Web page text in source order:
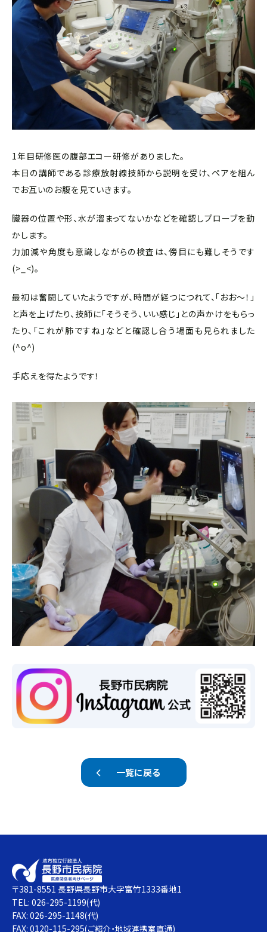
1年目研修医の腹部エコー研修がありました。
本日の講師である診療放射線技師から説明を受け、ペアを組ん
でお互いのお腹を見ていきます。
臓器の位置や形、水が溜まってないかなどを確認しプローブを動
かします。
力加減や角度も意識しながらの検査は、傍目にも難しそうです
(>_<)。
最初は奮闘していたようですが、時間が経つにつれて、「おお～！」
と声を上げたり、技師に「そうそう、いい感じ」との声かけをもらっ
たり、「これが肺ですね」などと確認し合う場面も見られました
(^o^)
手応えを得たようです！
一覧に戻る
〒381-8551 長野県長野市大字富竹1333番地1
TEL: 026-295-1199(代)
FAX: 026-295-1148(代)
FAX: 0120-115-295(ご紹介・地域連携室直通)